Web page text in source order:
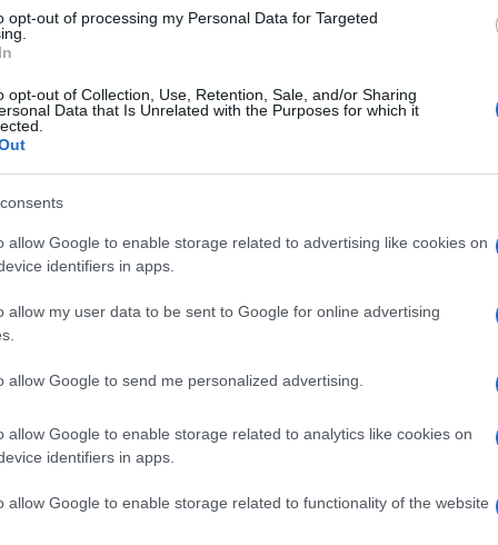
opt-out of processing my Personal Data for Targeted
opt-out of Collection, Use, Retention, Sale, and/or Sharing
Data that Is Unrelated with the Purposes for which it
allow Google to enable storage related to advertising like cookies on
identifiers in apps.
allow my user data to be sent to Google for online advertising
allow Google to send me personalized advertising.
allow Google to enable storage related to analytics like cookies on
identifiers in apps.
allow Google to enable storage related to functionality of the website
al primer trimestre del año fiscal, con
de dólares. Aunque esta cifra se sitúa por debajo